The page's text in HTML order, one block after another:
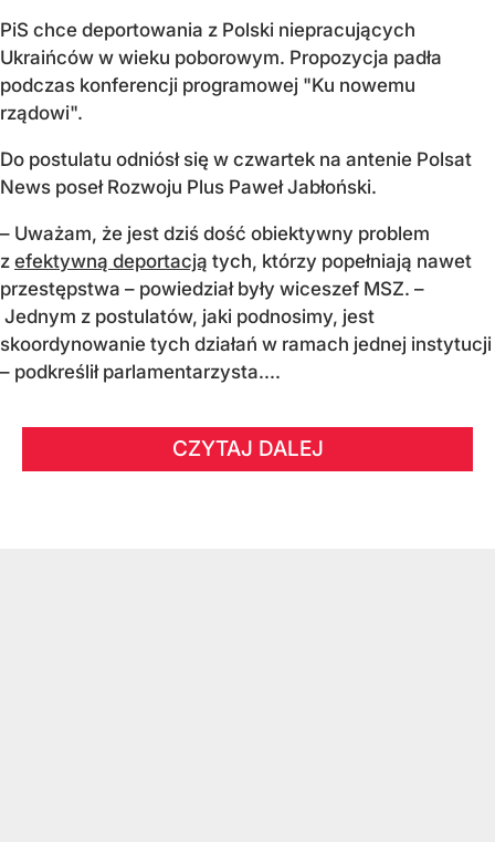
PiS chce deportowania z Polski niepracujących
Ukraińców w wieku poborowym. Propozycja padła
podczas konferencji programowej "Ku nowemu
rządowi".
Do postulatu odniósł się w czwartek na antenie Polsat
News poseł Rozwoju Plus Paweł Jabłoński.
– Uważam, że jest dziś dość obiektywny problem
z efektywną deportacją tych, którzy popełniają nawet
przestępstwa – powiedział były wiceszef MSZ. –
Jednym z postulatów, jaki podnosimy, jest
skoordynowanie tych działań w ramach jednej instytucji
– podkreślił parlamentarzysta....
CZYTAJ DALEJ